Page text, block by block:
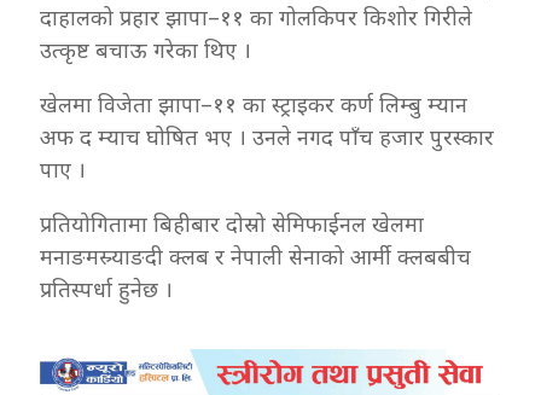
दाहालको प्रहार झापा–११ का गोलकिपर किशोर गिरीले
उत्कृष्ट बचाऊ गरेका थिए ।
खेलमा विजेता झापा–११ का स्ट्राइकर कर्ण लिम्बु म्यान
अफ द म्याच घोषित भए । उनले नगद पाँच हजार पुरस्कार
पाए ।
प्रतियोगितामा बिहीबार दोस्रो सेमिफाईनल खेलमा
मनाङमस्र्याङदी क्लब र नेपाली सेनाको आर्मी क्लबबीच
प्रतिस्पर्धा हुनेछ ।